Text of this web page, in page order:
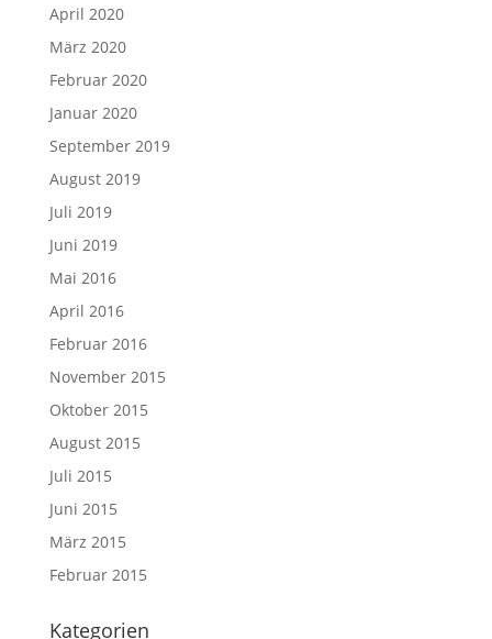
April 2020
März 2020
Februar 2020
Januar 2020
September 2019
August 2019
Juli 2019
Juni 2019
Mai 2016
April 2016
Februar 2016
November 2015
Oktober 2015
August 2015
Juli 2015
Juni 2015
März 2015
Februar 2015
Kategorien